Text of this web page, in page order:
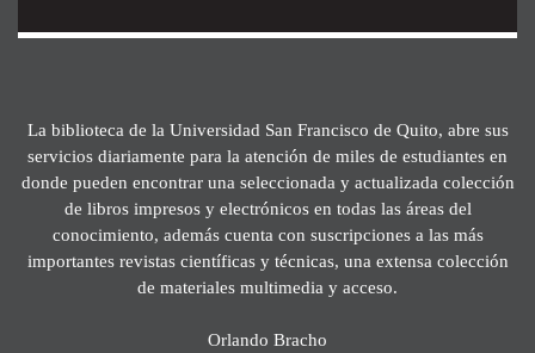
La biblioteca de la Universidad San Francisco de Quito, abre sus
servicios diariamente para la atención de miles de estudiantes en
donde pueden encontrar una seleccionada y actualizada colección
de libros impresos y electrónicos en todas las áreas del
conocimiento, además cuenta con suscripciones a las más
importantes revistas científicas y técnicas, una extensa colección
de materiales multimedia y acceso.
Orlando Bracho